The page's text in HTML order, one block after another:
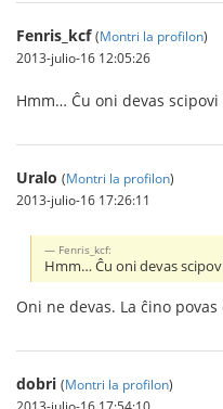
Fenris_kcf (Montri la profilon)
2013-julio-16 12:05:26
Hmm… Ĉu oni devas
Uralo (Montri la profilon)
2013-julio-16 17:26:11
Fenris_kcf:
Hmm… Ĉu oni devas
Oni ne devas. La ĉino
dobri (Montri la profilon)
2013-julio-16 17:54:10